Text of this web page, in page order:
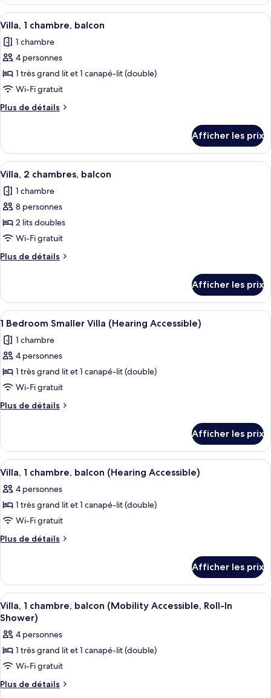
2
chambres,
balcon
chambres,
Afficher
toutes
les
photos
pour
ce
type
de
Villa,
chambre,
balcon
Une cuisine moderne dotée
7
Villa, 1 chambre, balcon
1 chambre
4 personnes
1 très grand lit et 1 canapé-lit (double)
Wi-Fi gratuit
Plus de détails
Plus
Villa,
chambre,
Afficher les prix
Afficher
toutes
les
photos
pour
ce
type
de
Villa,
2
chambres,
balcon
Une chambre d’hôtel comprenant
5
Villa, 2 chambres, balcon
1 chambre
8 personnes
2 lits doubles
Wi-Fi gratuit
Plus de détails
Plus
Villa,
chambres,
Afficher les prix
Afficher
toutes
les
photos
pour
ce
type
de
1
Bedroom
Smaller
Villa
(Hearing
Accessible)
Une cuisine moderne dotée
5
1 Bedroom Smaller Villa (Hearing Accessible)
1 chambre
4 personnes
1 très grand lit et 1 canapé-lit (double)
Wi-Fi gratuit
Plus de détails
Plus
1
Bedroom
Smaller
(Hearing
Accessible)
Afficher les prix
Afficher
toutes
les
photos
pour
ce
chambre :
Villa,
1
chambre,
balcon
(Hearing
Accessible)
Une chambre d’hôtel comprenant
9
Villa, 1 chambre, balcon (Hearing Accessible)
4 personnes
1 très grand lit et 1 canapé-lit (double)
Wi-Fi gratuit
Plus de détails
Plus
Villa,
chambre,
balcon
(Hearing
Accessible)
Afficher les prix
Afficher
toutes
photos
pour
ce
type
Un salon comprenant un canapé,
7
Villa, 1 chambre, balcon (Mobility Accessible, Roll-In
Shower)
4 personnes
1 très grand lit et 1 canapé-lit (double)
Wi-Fi gratuit
Plus de détails
Plus